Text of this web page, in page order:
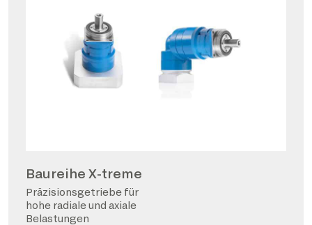
Baureihe X-treme
Präzisionsgetriebe für
hohe radiale und axiale
Belastungen